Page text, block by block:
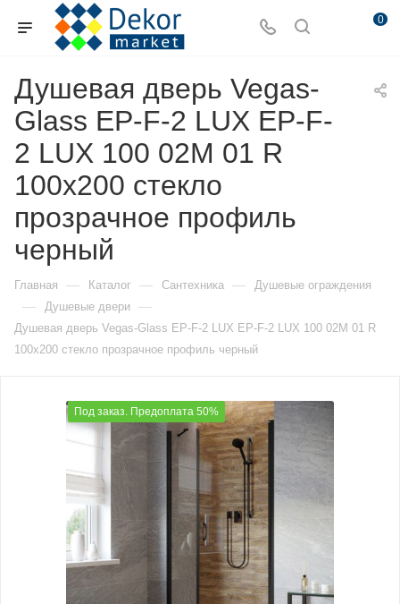
0
Душевая дверь Vegas-
Glass EP-F-2 LUX EP-F-
2 LUX 100 02М 01 R
100х200 стекло
прозрачное профиль
черный
Главная — Каталог — Сантехника — Душевые ограждения
— Душевые двери —
Душевая дверь Vegas-Glass EP-F-2 LUX EP-F-2 LUX 100 02М 01 R
100х200 стекло прозрачное профиль черный
Под заказ. Предоплата 50%